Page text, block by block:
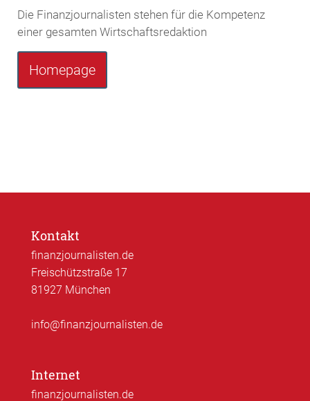
Die Finanzjournalisten stehen für die Kompetenz
einer gesamten Wirtschaftsredaktion
Homepage
Kontakt
finanzjournalisten.de
Freischützstraße 17
81927 München
info@finanzjournalisten.de
Internet
finanzjournalisten.de